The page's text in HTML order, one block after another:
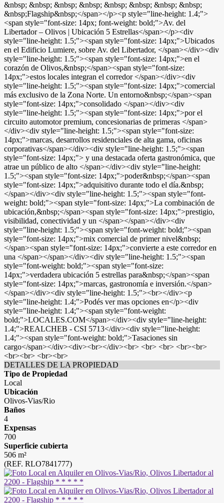
&nbsp; &nbsp; &nbsp; &nbsp; &nbsp; &nbsp; &nbsp; &nbsp;
&nbsp;Flagship&nbsp;</span></p><p style="line-height: 1.4;">
<span style="font-size: 14px; font-weight: bold;">Av. del
Libertador – Olivos | Ubicación 5 Estrellas</span></p><div
style="line-height: 1.5;"><span style="font-size: 14px;">Ubicados
en el Edificio Lumiere, sobre Av. del Libertador, </span></div><div
style="line-height: 1.5;"><span style="font-size: 14px;">en el
corazón de Olivos,&nbsp;</span><span style="font-size:
14px;">estos locales integran el corredor </span></div><div
style="line-height: 1.5;"><span style="font-size: 14px;">comercial
más exclusivo de la Zona Norte. Un entorno&nbsp;</span><span
style="font-size: 14px;">consolidado </span></div><div
style="line-height: 1.5;"><span style="font-size: 14px;">por el
circuito automotor premium, concesionarias de primeras </span>
</div><div style="line-height: 1.5;"><span style="font-size:
14px;">marcas, desarrollos residenciales de alta gama, oficinas
corporativas</span></div><div style="line-height: 1.5;"><span
style="font-size: 14px;"> y una destacada oferta gastronómica, que
atrae un público de alto </span></div><div style="line-height:
1.5;"><span style="font-size: 14px;">poder&nbsp;</span><span
style="font-size: 14px;">adquisitivo durante todo el día.&nbsp;
</span></div><div style="line-height: 1.5;"><span style="font-
weight: bold;"><span style="font-size: 14px;">La combinación de
ubicación,&nbsp;</span><span style="font-size: 14px;">prestigio,
visibilidad, conectividad y un </span></span></div><div
style="line-height: 1.5;"><span style="font-weight: bold;"><span
style="font-size: 14px;">mix comercial de primer nivel&nbsp;
</span><span style="font-size: 14px;">convierte a este corredor en
una </span></span></div><div style="line-height: 1.5;"><span
style="font-weight: bold;"><span style="font-size:
14px;">verdadera ubicación 5 estrellas para&nbsp;</span><span
style="font-size: 14px;">marcas, gastronomía e inversión.</span>
</span></div><div style="line-height: 1.5;"><br></div><p
style="line-height: 1.4;">Podés ver mas opciones en</p><div
style="line-height: 1.4;"><span style="font-weight:
bold;">LOCALES.COM</span></div><div style="line-height:
1.4;">REALCHEB - CSI 5713</div><div style="line-height:
1.4;"><span style="font-weight: bold;">Tasaciones sin
cargo</span></div><div><br></div><br> <br> <br> <br><br>
<br><br> <br><br>
DETALLES DE LA PROPIEDAD
Tipo de Propiedad
Local
Ubicación
Olivos-Vias/Rio
Baños
4
Expensas
700
Superficie cubierta
506 m²
(REF. RLO7841777)